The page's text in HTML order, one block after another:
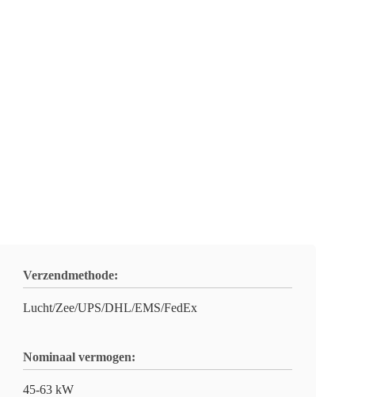
Verzendmethode:
Lucht/Zee/UPS/DHL/EMS/FedEx
Nominaal vermogen:
45-63 kW